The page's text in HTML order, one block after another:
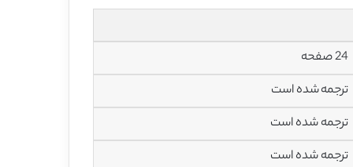
24 صفحه
ترجمه شده است
ترجمه شده است
ترجمه شده است